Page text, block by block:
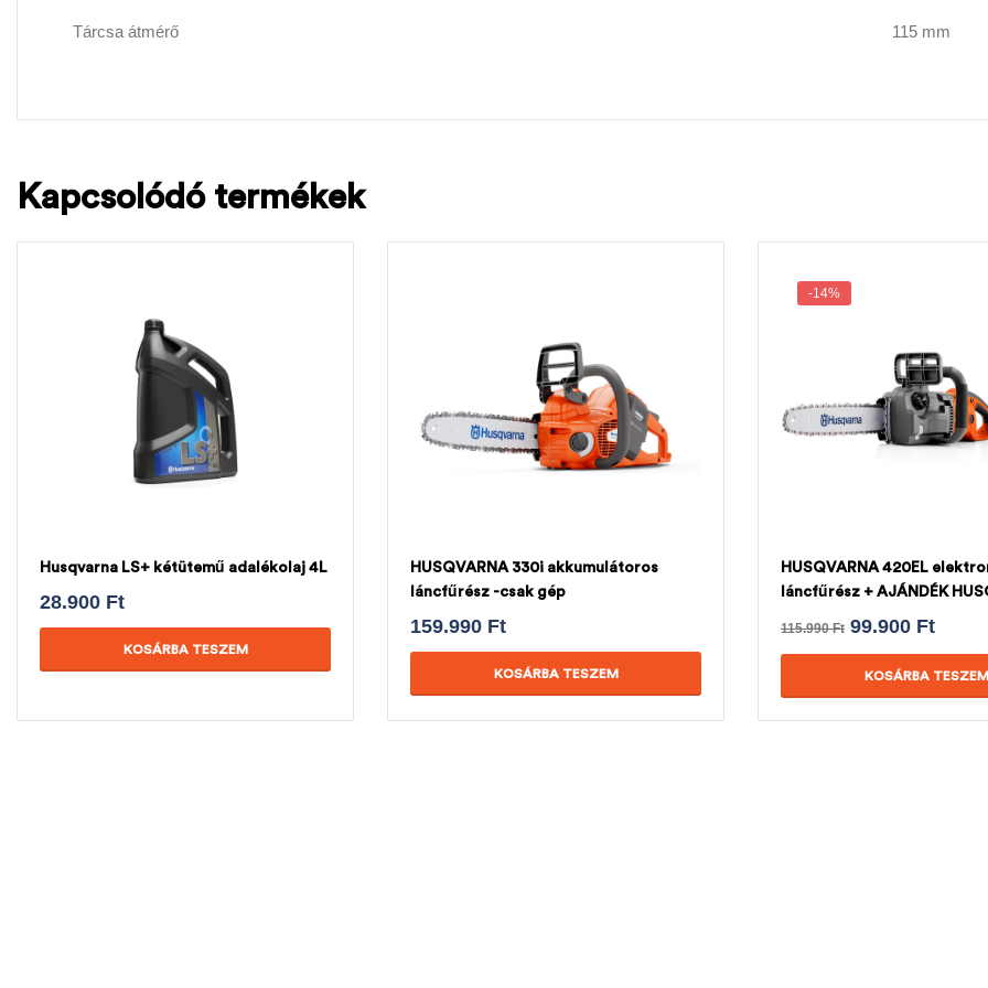
Tárcsa átmérő 115 mm
Kapcsolódó termékek
Husqvarna LS+ kétütemű adalékolaj 4L
28.900 Ft
KOSÁRBA TESZEM
HUSQVARNA 330i akkumulátoros
láncfűrész -csak gép
159.990 Ft
KOSÁRBA TESZEM
-14%
HUSQVARNA 420EL
láncfűrész + AJÁNDÉK
115.990Ft 99.900 Ft
KOSÁRBA TESZEM